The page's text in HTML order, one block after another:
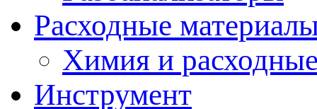
Расходные
Химия и
Инструмент